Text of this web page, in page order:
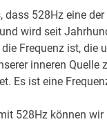
dass 528Hz eine
wird seit
Frequenz ist,
inneren
Es ist eine
528Hz können